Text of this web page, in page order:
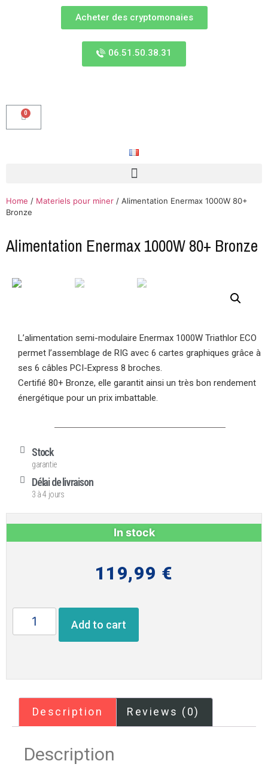
Acheter des cryptomonaies
06.51.50.38.31
0
Home / Materiels pour miner / Alimentation Enermax 1000W 80+
Bronze
Alimentation Enermax 1000W 80+ Bronze
L’alimentation semi-modulaire Enermax 1000W Triathlor ECO
permet l’assemblage de RIG avec 6 cartes graphiques grâce à
ses 6 câbles PCI-Express 8 broches.
Certifié 80+ Bronze, elle garantit ainsi un très bon rendement
énergétique pour un prix imbattable.
Stock
garantie
Délai de livraison
3 à 4 jours
In stock
119,99 €
Add to cart
Description Reviews (0)
Description